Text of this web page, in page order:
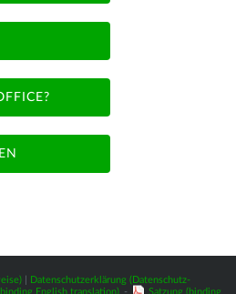
|
Datenschutzerklärung (Datenschutz-
English translation) - Satzung (binding